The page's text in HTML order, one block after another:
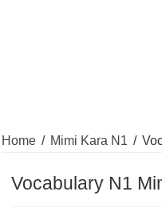
Home / Mimi Kara N1 /
Vocabulary N1